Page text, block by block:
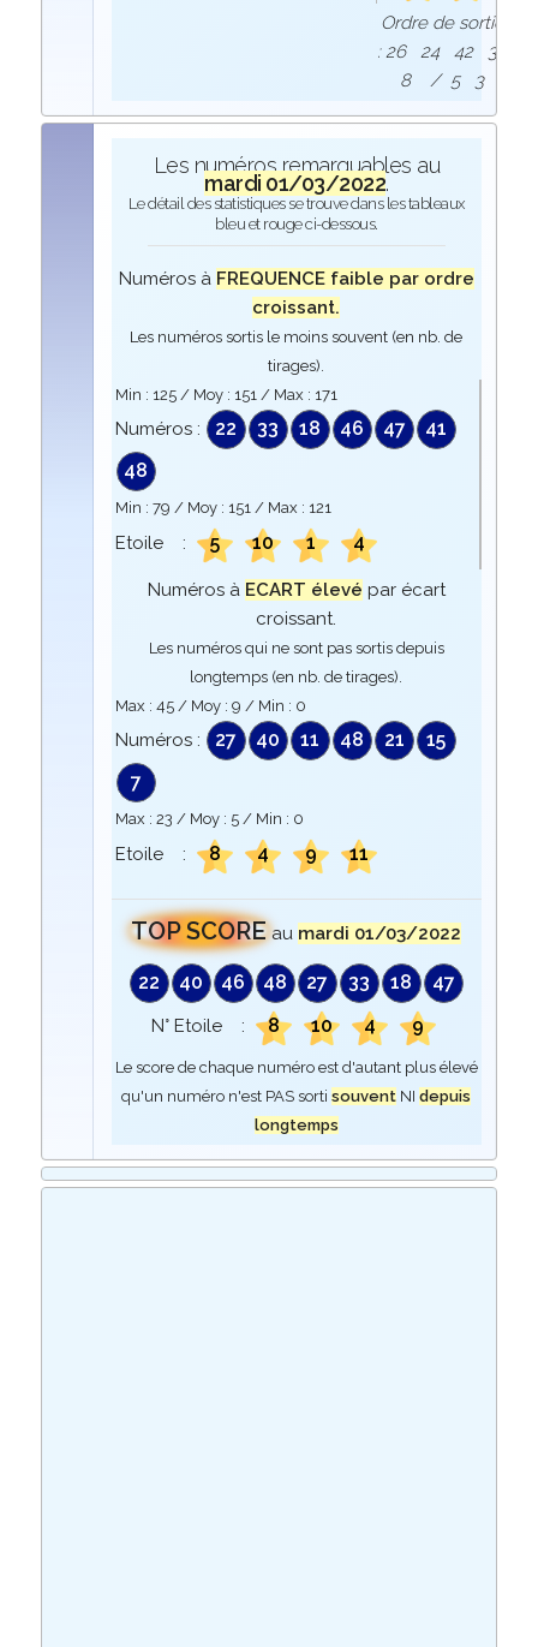
Ordre de sortie
: 26 24 42 39
8 / 5 3
Les numéros remarquables au
mardi 01/03/2022.
Le détail des statistiques se trouve dans les tableaux
bleu et rouge ci-dessous.
Numéros à FREQUENCE faible par ordre
croissant.
Les numéros sortis le moins souvent (en nb. de
tirages).
Min : 125/ Moy : 151/ Max : 171
Numéros : 22 33 18 46 47
41
48
Min : 79 / Moy : 151/ Max : 121
Etoile : 5 10 1 4
Numéros à ECART élevé par écart
croissant.
Les numéros qui ne sont pas sortis depuis
longtemps (en nb. de tirages).
Max : 45/ Moy : 9 / Min : 0
Numéros : 27 40 11 48 21
15
7
Max : 23 / Moy : 5/ Min : 0
Etoile : 8 4 9 11
TOP SCORE au mardi 01/03/2022
22 40 46 48 27 33 18 47
N° Etoile : 8 10 4 9
Le score de chaque numéro est d'autant plus élevé
qu'un numéro n'est PAS sortisouvent NIdepuis
longtemps